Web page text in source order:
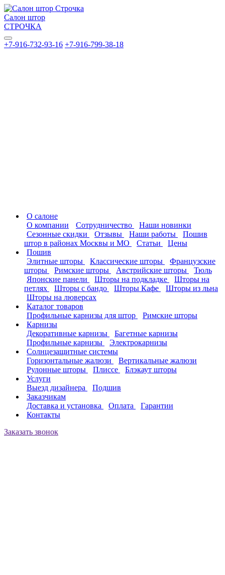
Салон штор
СТРОЧКА
+7-916-732-93-16 +7-916-799-38-18
О салоне
О компании
Сотрудничество
Наши новинки
Сезонные скидки
Отзывы Наши работы
Пошив
штор в районах Москвы и МО
Статьи
Цены
Пошив
Элитные шторы
Классические шторы
Французские
шторы
Римские шторы Австрийские шторы
Тюль
Японские панели
Шторы на подкладке
Шторы на
петлях
Шторы с бандо Шторы Кафе
Шторы из льна
Шторы на люверсах
Каталог товаров
Профильные карнизы для штор
Римские шторы
Карнизы
Декоративные карнизы
Багетные карнизы
Профильные карнизы
Электрокарнизы
Солнцезащитные системы
Горизонтальные жалюзи
Вертикальные жалюзи
Рулонные шторы
Плиссе
Блэкаут шторы
Услуги
Выезд дизайнера
Подшив
Заказчикам
Доставка и установка
Оплата
Гарантии
Контакты
Заказать звонок